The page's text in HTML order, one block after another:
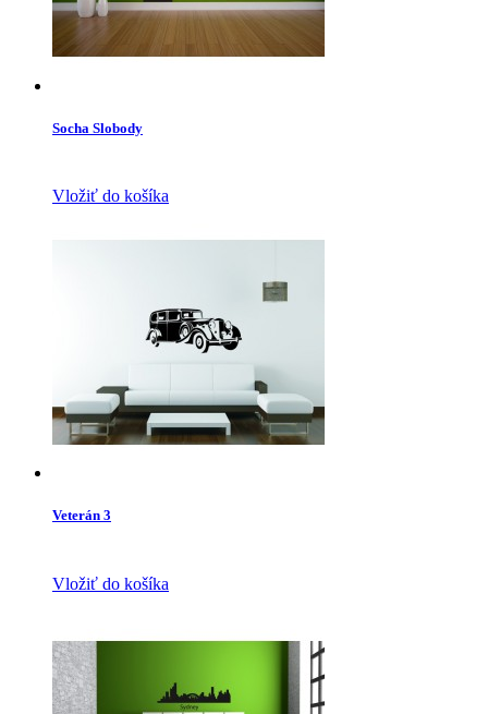
Socha Slobody
Vložiť do košíka
Veterán 3
Vložiť do košíka